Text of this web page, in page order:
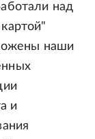
над
наши
и